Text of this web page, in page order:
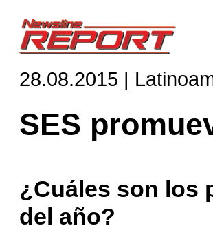
28.08.2015 |
SES
¿Cuáles son los
del año?